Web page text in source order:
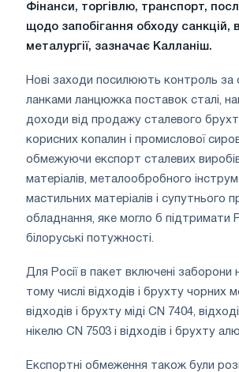
Фінанси, торгівлю, транспорт,
щодо запобігання обходу санкцій,
металургії, зазначає Калланіш.
Нові заходи посилюють контроль за
ланками ланцюжка поставок сталі,
доходи від продажу сталевого
корисних копалин і промислової
обмежуючи експорт сталевих
матеріалів, металообробного
мастильних матеріалів і супутнього
обладнання, яке могло б підтримати
білоруські потужності.
Для Росії в пакет включені заборони
тому числі відходів і брухту чорних
відходів і брухту міді CN 7404,
нікелю CN 7503 і відходів і брухту
Експортні обмеження також були